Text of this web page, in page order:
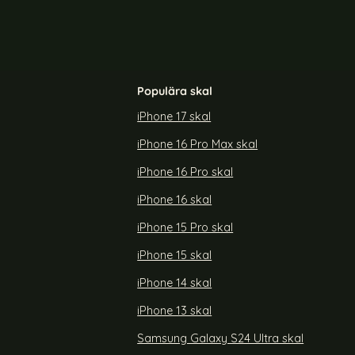
MagSafe
Skal CH MagSafe Transparent/Ljus Blå
ColorPop iPhone 13 Pro Skal CH MagSafe
Transparent/Mörk Blå
Art. nr 225259
rea pris
179 krtidigare pris
299 kr
ColorPop iPhone 13 Pro Skal CH
Populära skal
iPhone 17 skal
iPhone 16 Pro Max skal
iPhone 16 Pro skal
iPhone 16 skal
iPhone 15 Pro skal
iPhone 15 skal
iPhone 14 skal
iPhone 13 skal
Samsung Galaxy S24 Ultra skal